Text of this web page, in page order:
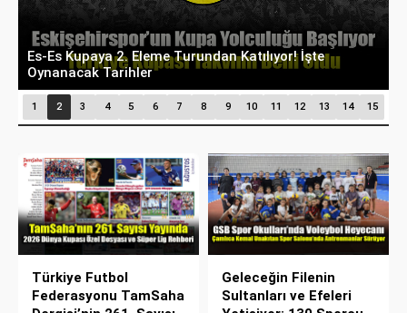
Eskişehir’de Hedef Tam İsabet: Atıcılık Branşı
Olimpik Sporcular Yetiştiriyor
1 2 3 4 5 6 7 8 9 10 11 12 13 14 15
Türkiye Futbol
Federasyonu TamSaha
Geleceğin Filenin
Sultanları ve Efeleri